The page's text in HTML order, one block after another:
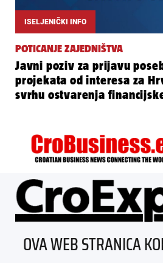
ISELJENIČKI INFO
POTICANJE ZAJEDNIŠTVA
Javni poziv za prijavu
projekata od interesa za
svrhu ostvarenja
ÜBER
OVA WEB STRANICA